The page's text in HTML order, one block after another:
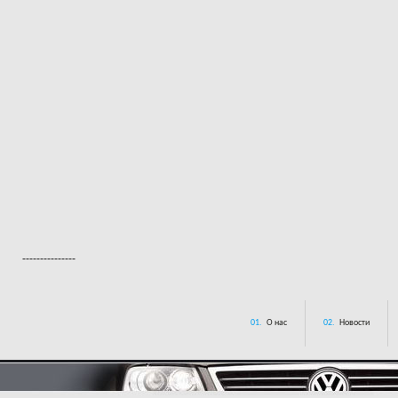
---------------
01. О нас 02. Новости